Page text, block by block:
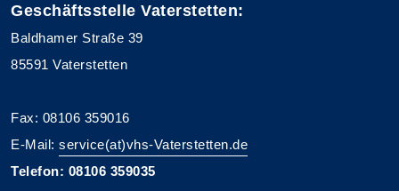
Geschäftsstelle Vaterstetten:
Baldhamer Straße 39
85591 Vaterstetten
Fax: 08106 359016
E-Mail: service(at)vhs-Vaterstetten.de
Telefon: 08106 359035